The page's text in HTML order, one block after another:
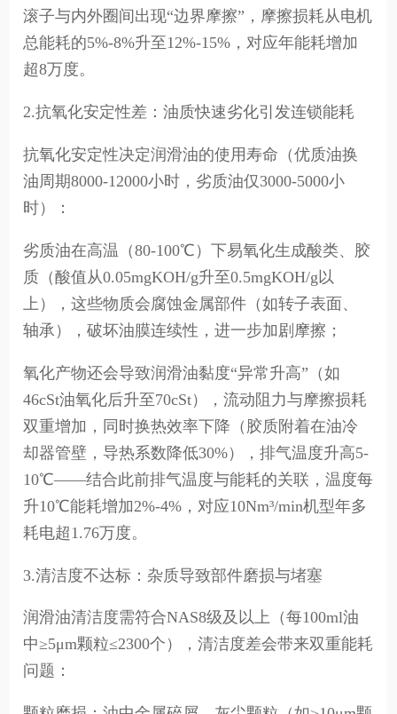
滚子与内外圈间出现“边界摩擦”，摩擦损耗从电机
总能耗的5%-8%升至12%-15%，对应年能耗增加
超8万度。
2.抗氧化安定性差：油质快速劣化引发连锁能耗
抗氧化安定性决定润滑油的使用寿命（优质油换
油周期8000-12000小时，劣质油仅3000-5000小
时）：
劣质油在高温（80-100℃）下易氧化生成酸类、胶
质（酸值从0.05mgKOH/g升至0.5mgKOH/g以
上），这些物质会腐蚀金属部件（如转子表面、
轴承），破坏油膜连续性，进一步加剧摩擦；
氧化产物还会导致润滑油黏度“异常升高”（如
46cSt油氧化后升至70cSt），流动阻力与摩擦损耗
双重增加，同时换热效率下降（胶质附着在油冷
却器管壁，导热系数降低30%），排气温度升高5-
10℃——结合此前排气温度与能耗的关联，温度每
升10℃能耗增加2%-4%，对应10Nm³/min机型年多
耗电超1.76万度。
3.清洁度不达标：杂质导致部件磨损与堵塞
润滑油清洁度需符合NAS8级及以上（每100ml油
中≥5μm颗粒≤2300个），清洁度差会带来双重能耗
问题：